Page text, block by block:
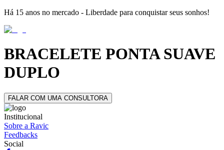
Há 15 anos no mercado - Liberdade para conquistar seus sonhos!
BRACELETE PONTA SUAVE
DUPLO
FALAR COM UMA CONSULTORA
Institucional
Sobre a Ravic
Feedbacks
Social